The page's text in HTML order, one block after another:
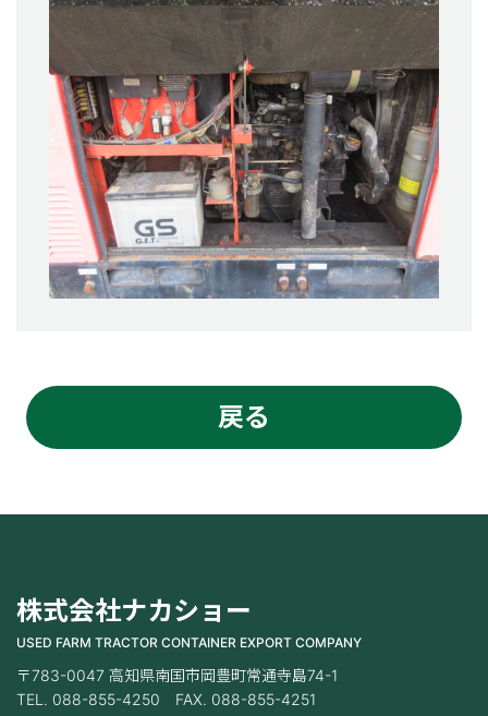
戻る
株式会社ナカショー
USED FARM TRACTOR CONTAINER EXPORT COMPANY
〒783-0047 高知県南国市岡豊町常通寺島74-1
TEL. 088-855-4250 FAX. 088-855-4251